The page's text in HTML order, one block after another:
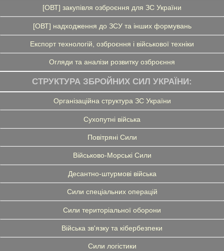
[ОВТ] закупівля озброєння для ЗС України
[ОВТ] надходження до ЗСУ та інших формувань
Експорт технологій, озброєння і військової техніки
Огляди та аналізи розвитку озброєння
СТРУКТУРА ЗБРОЙНИХ СИЛ УКРАЇНИ:
Організаційна структура ЗС України
Сухопутні війська
Повітряні Сили
Військово-Морські Сили
Десантно-штурмові війська
Сили спеціальних операцій
Сили територіальної оборони
Війська зв'язку та кібербезпеки
Сили логістики